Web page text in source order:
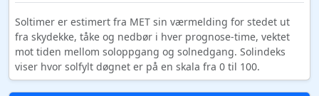
Soltimer er estimert fra MET sin værmelding for stedet ut
fra skydekke, tåke og nedbør i hver prognose-time, vektet
mot tiden mellom soloppgang og solnedgang. Solindeks
viser hvor solfylt døgnet er på en skala fra 0 til 100.